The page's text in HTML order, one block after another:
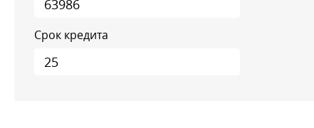
Срок кредита